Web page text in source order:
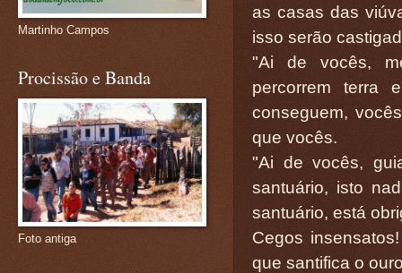
as casas das
isso serão
"Ai de vocês,
percorrem terra
conseguem,
que vocês.
"Ai de vocês,
santuário, isto
santuário, está
Cegos
que santifica o
Martinho Campos
Procissão e Banda
Foto antiga